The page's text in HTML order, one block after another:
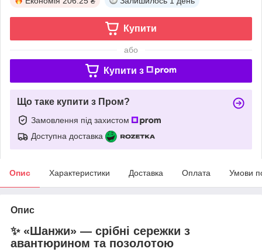
Купити
або
Купити з
Що таке купити з Пром?
Замовлення під захистом
Доступна доставка
Опис Характеристики Доставка Оплата Умови
Опис
✨ «Шанжи» — срібні сережки з
авантюрином та позолотою